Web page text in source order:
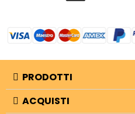
PRODOTTI
ACQUISTI